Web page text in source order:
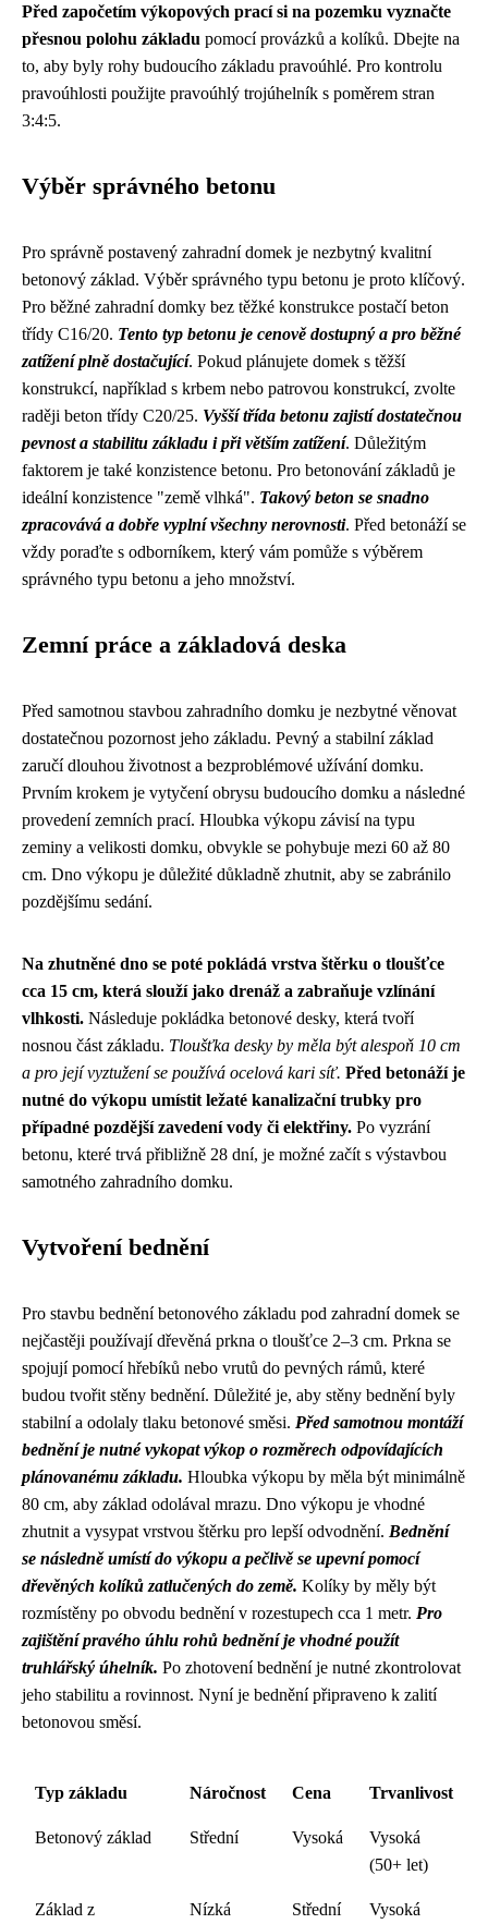
Před započetím výkopových prací si na pozemku vyznačte
přesnou polohu základu pomocí provázků a kolíků. Dbejte na
to, aby byly rohy budoucího základu pravoúhlé. Pro kontrolu
pravoúhlosti použijte pravoúhlý trojúhelník s poměrem stran
3:4:5.
Výběr správného betonu
Pro správně postavený zahradní domek je nezbytný kvalitní
betonový základ. Výběr správného typu betonu je proto klíčový.
Pro běžné zahradní domky bez těžké konstrukce postačí beton
třídy C16/20. Tento typ betonu je cenově dostupný a pro běžné
zatížení plně dostačující. Pokud plánujete domek s těžší
konstrukcí, například s krbem nebo patrovou konstrukcí, zvolte
raději beton třídy C20/25. Vyšší třída betonu zajistí dostatečnou
pevnost a stabilitu základu i při větším zatížení. Důležitým
faktorem je také konzistence betonu. Pro betonování základů je
ideální konzistence "země vlhká". Takový beton se snadno
zpracovává a dobře vyplní všechny nerovnosti. Před betonáží se
vždy poraďte s odborníkem, který vám pomůže s výběrem
správného typu betonu a jeho množství.
Zemní práce a základová deska
Před samotnou stavbou zahradního domku je nezbytné věnovat
dostatečnou pozornost jeho základu. Pevný a stabilní základ
zaručí dlouhou životnost a bezproblémové užívání domku.
Prvním krokem je vytyčení obrysu budoucího domku a následné
provedení zemních prací. Hloubka výkopu závisí na typu
zeminy a velikosti domku, obvykle se pohybuje mezi 60 až 80
cm. Dno výkopu je důležité důkladně zhutnit, aby se zabránilo
pozdějšímu sedání.
Na zhutněné dno se poté pokládá vrstva štěrku o tloušťce
cca 15 cm, která slouží jako drenáž a zabraňuje vzlínání
vlhkosti. Následuje pokládka betonové desky, která tvoří
nosnou část základu. Tloušťka desky by měla být alespoň 10 cm
a pro její vyztužení se používá ocelová kari síť. Před betonáží je
nutné do výkopu umístit ležaté kanalizační trubky pro
případné pozdější zavedení vody či elektřiny. Po vyzrání
betonu, které trvá přibližně 28 dní, je možné začít s výstavbou
samotného zahradního domku.
Vytvoření bednění
Pro stavbu bednění betonového základu pod zahradní domek se
nejčastěji používají dřevěná prkna o tloušťce 2–3 cm. Prkna se
spojují pomocí hřebíků nebo vrutů do pevných rámů, které
budou tvořit stěny bednění. Důležité je, aby stěny bednění byly
stabilní a odolaly tlaku betonové směsi. Před samotnou montáží
bednění je nutné vykopat výkop o rozměrech odpovídajících
plánovanému základu. Hloubka výkopu by měla být minimálně
80 cm, aby základ odolával mrazu. Dno výkopu je vhodné
zhutnit a vysypat vrstvou štěrku pro lepší odvodnění. Bednění
se následně umístí do výkopu a pečlivě se upevní pomocí
dřevěných kolíků zatlučených do země. Kolíky by měly být
rozmístěny po obvodu bednění v rozestupech cca 1 metr. Pro
zajištění pravého úhlu rohů bednění je vhodné použít
truhlářský úhelník. Po zhotovení bednění je nutné zkontrolovat
jeho stabilitu a rovinnost. Nyní je bednění připraveno k zalití
betonovou směsí.
Typ základu Náročnost Cena Trvanlivost
Betonový základ Střední Vysoká
Vysoká
(50+ let)
Základ z Nízká Střední Vysoká